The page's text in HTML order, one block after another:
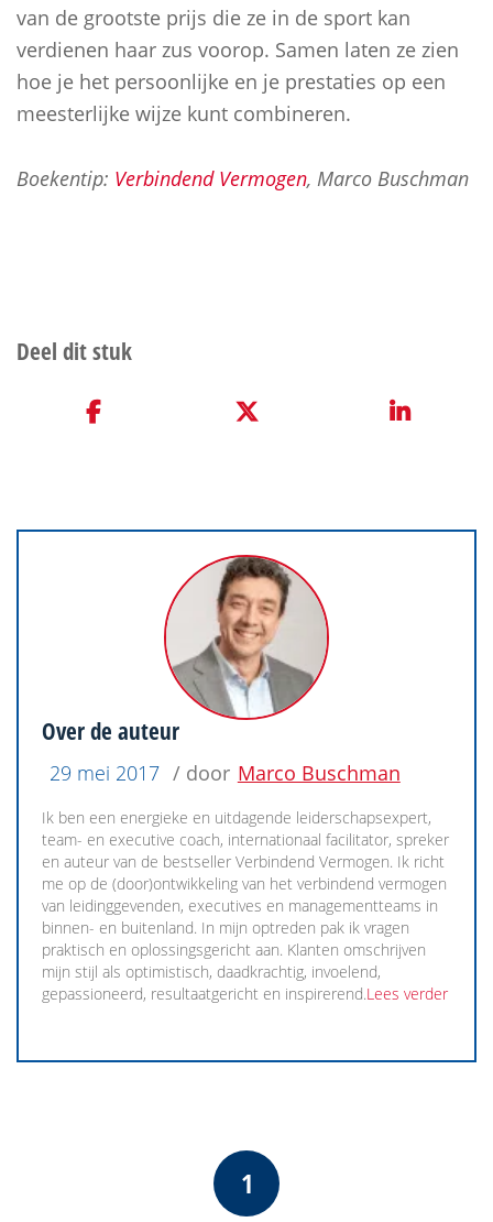
van de grootste prijs die ze in de sport kan
verdienen haar zus voorop. Samen laten ze zien
hoe je het persoonlijke en je prestaties op een
meesterlijke wijze kunt combineren.
Boekentip: Verbindend Vermogen, Marco Buschman
Over de auteur
29 mei 2017 / door Marco Buschman
Ik ben een energieke en uitdagende leiderschapsexpert,
team- en executive coach, internationaal facilitator, spreker
en auteur van de bestseller Verbindend Vermogen. Ik richt
me op de (door)ontwikkeling van het verbindend vermogen
van leidinggevenden, executives en managementteams in
binnen- en buitenland. In mijn optreden pak ik vragen
praktisch en oplossingsgericht aan. Klanten omschrijven
mijn stijl als optimistisch, daadkrachtig, invoelend,
gepassioneerd, resultaatgericht en inspirerend.Lees verder
1